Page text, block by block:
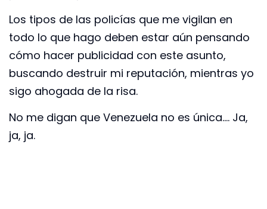
Los tipos de las policías que me vigilan en
todo lo que hago deben estar aún pensando
cómo hacer publicidad con este asunto,
buscando destruir mi reputación, mientras yo
sigo ahogada de la risa.
No me digan que Venezuela no es única…. Ja,
ja, ja.